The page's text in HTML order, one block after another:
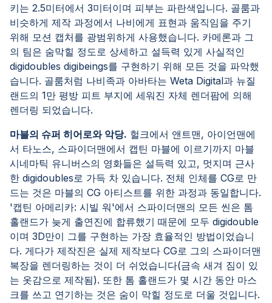
키는 2.5미터에서 3미터이며 피부는 파란색입니다. 골룸과
비슷하게 제작 과정에서 나비에게 표현과 움직임을 주기
위해 모션 캡처를 광범위하게 사용했습니다. 카메론과 그
의 팀은 숨막힐 정도로 상세하고 설득력 있게 사실적인
digidoubles digibeings를 구현하기 위해 모든 것을 파악했
습니다. 골룸처럼 나비족과 아바타는 Weta Digital과 뉴질
랜드의 1만 평방 피트 부지에 세워진 자체 렌더팜에 의해
렌더링 되었습니다.
마블의 슈퍼 히어로와 악당. 헐크에서 앤트맨, 아이언맨에
서 타노스, 스파이더맨에서 캡틴 마블에 이르기까지 마블
시네마틱 유니버스의 영화들은 설득력 있고, 멋지며 근사
한 digidoubles로 가득 차 있습니다. 전체 인체를 CG로 만
드는 것은 마블의 CG 아티스트를 위한 과정과 동일합니다.
'캡틴 아메리카: 시빌 워'에서 스파이더맨의 모든 씬은 톰
홀랜드가 늦게 출연진에 합류했기 때문에 모두 digidouble
이며 3D만이 그를 구현하는 가장 효율적인 방법이었습니
다. 게다가 제작진은 실제 제작보다 CG로 그의 스파이더맨
복장을 렌더링하는 것이 더 쉬었습니다(금속 새겨 짐이 있
는 옷감으로 제작됨). 또한 톰 홀랜드가 몇 시간 동안 마스
크를 쓰고 연기하는 것은 숨이 막힐 정도로 더울 것입니다.